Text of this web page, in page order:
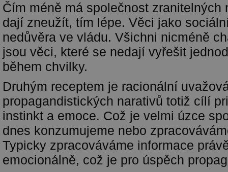
Čím méně má společnost zranitelných
dají zneužít, tím lépe. Věci jako
nedůvěra ve vládu. Všichni nicméně
jsou věci, které se nedají vyřešit
během chvilky.
Druhým receptem je racionální
propagandistických narativů totiž cílí
instinkt a emoce. Což je velmi úzce
dnes konzumujeme nebo
Typicky zpracováváme informace
emocionálně, což je pro úspěch